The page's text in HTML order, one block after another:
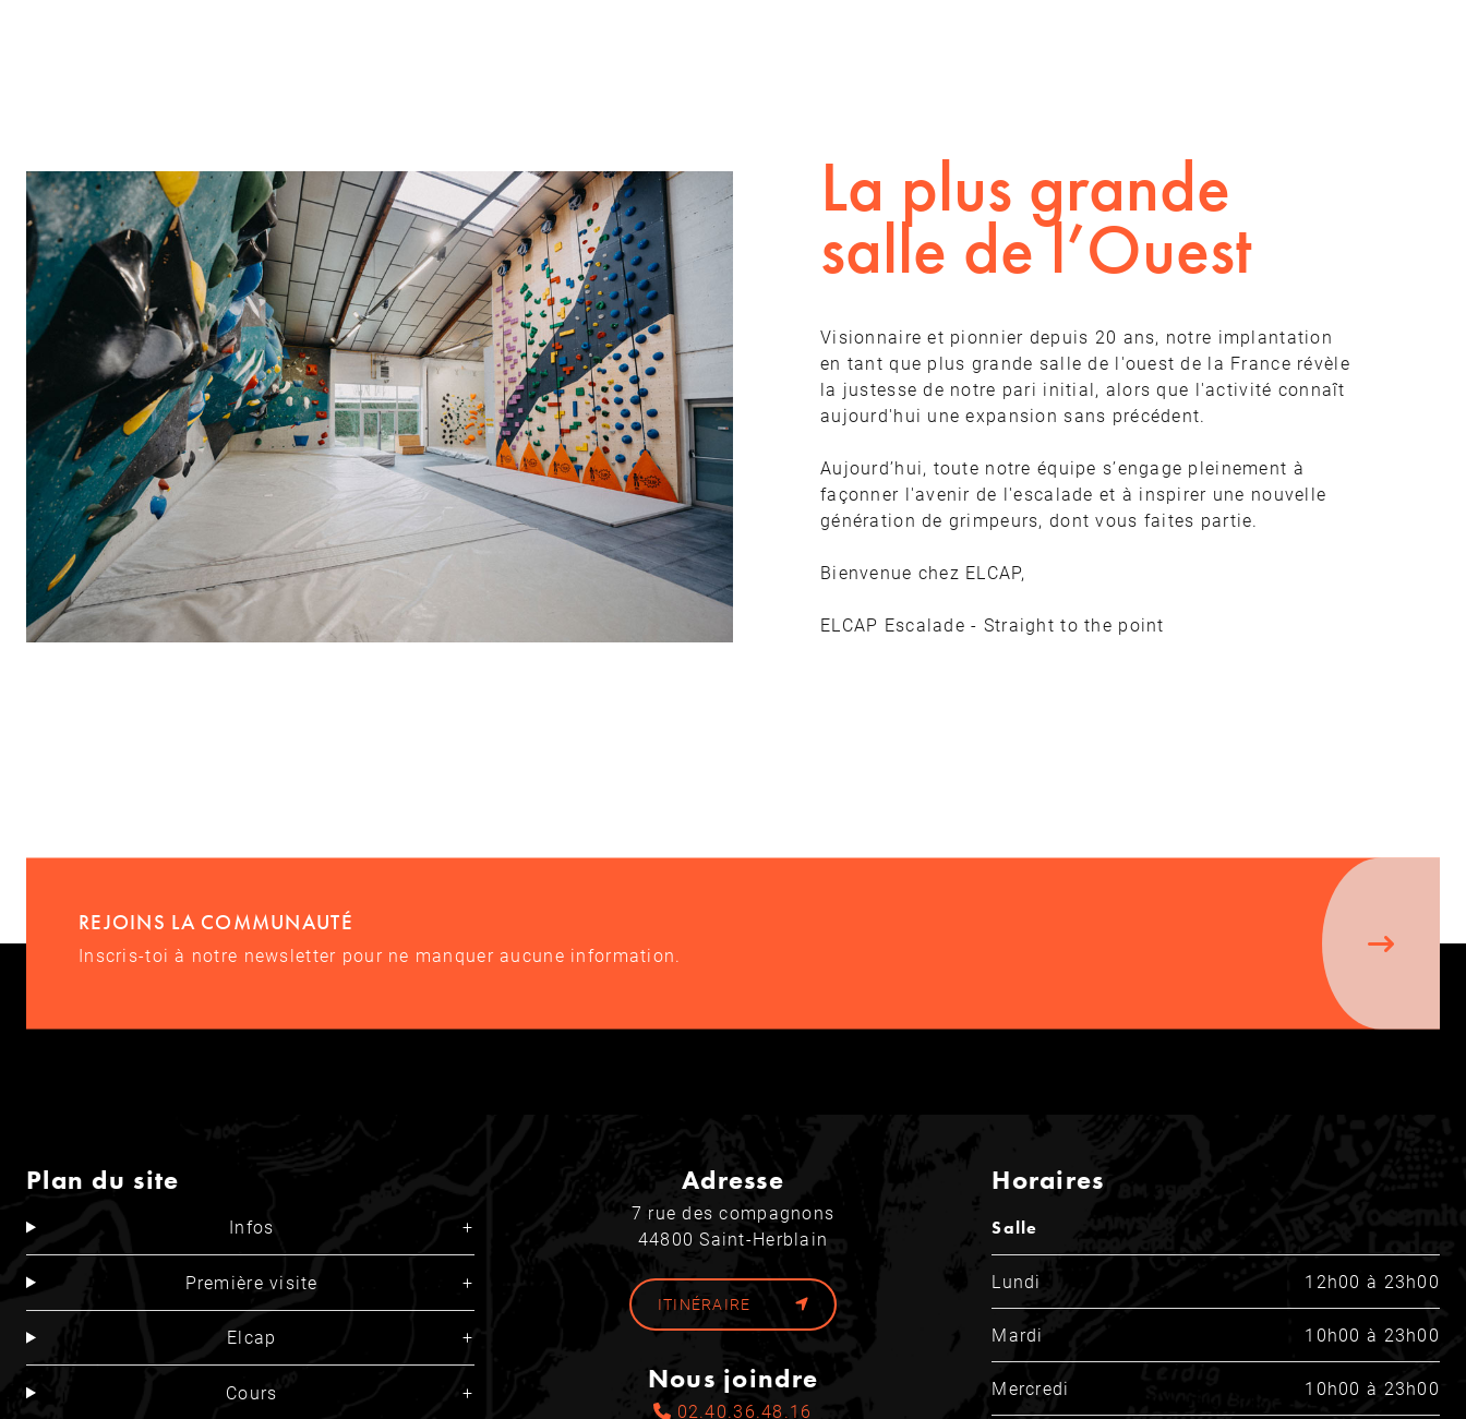
La plus grande
salle de l’Ouest
Visionnaire et pionnier depuis 20 ans, notre implantation
en tant que plus grande salle de l'ouest de la France révèle
la justesse de notre pari initial, alors que l'activité connaît
aujourd'hui une expansion sans précédent.
Aujourd’hui, toute notre équipe s’engage pleinement à
façonner l'avenir de l'escalade et à inspirer une nouvelle
génération de grimpeurs, dont vous faites partie.
Bienvenue chez ELCAP,
ELCAP Escalade - Straight to the point
REJOINS LA COMMUNAUTÉ
Inscris-toi à notre newsletter pour ne manquer aucune information.
Plan du site
Infos
Première visite
Elcap
Cours
Adresse
7 rue des compagnons
44800 Saint-Herblain
ITINÉRAIRE
Nous joindre
02.40.36.48.16
Horaires
Salle
Lundi 12h00 à 23h00
Mardi 10h00 à 23h00
Mercredi 10h00 à 23h00